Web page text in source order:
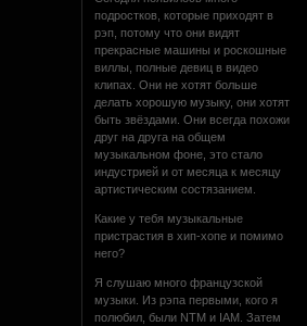
подростков, которые приходят в
рэп, потому что они видят
прекрасные машины и роскошные
виллы, полные девиц в видео
клипах. Они не хотят больше
делать хорошую музыку, они хотят
быть звёздами. Они всегда похожи
друг на друга на общем
музыкальном фоне, это стало
индустрией и от месяца к месяцу
артистическим состязанием.
Какие у тебя музыкальные
пристрастия в хип-хопе и помимо
него?
Я слушаю много французской
музыки. Из рэпа первыми, кого я
полюбил, были NTM и IAM. Затем